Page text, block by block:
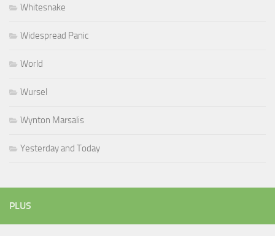
Whitesnake
Widespread Panic
World
Wursel
Wynton Marsalis
Yesterday and Today
PLUS